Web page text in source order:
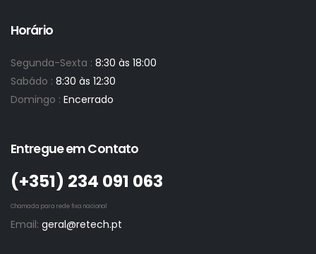
Horário
Segunda-Sexta : 8:30 às 18:00
Sabádo : 8:30 às 12:30
Domingo : Encerrado
Entregue em Contato
(+351)­ 234 091 063
Chamada para rede fixa nacional
Email: geral@retech.pt